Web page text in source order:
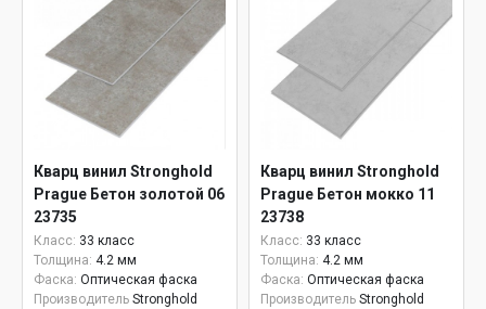
Кварц винил Stronghold
Prague Бетон золотой 06
23735
Класс: 33 класс
Толщина: 4.2 мм
Фаска: Оптическая фаска
Производитель Stronghold
Кварц винил Stronghold
Prague Бетон мокко 11
23738
Класс: 33 класс
Толщина: 4.2 мм
Фаска: Оптическая фаска
Производитель Stronghold